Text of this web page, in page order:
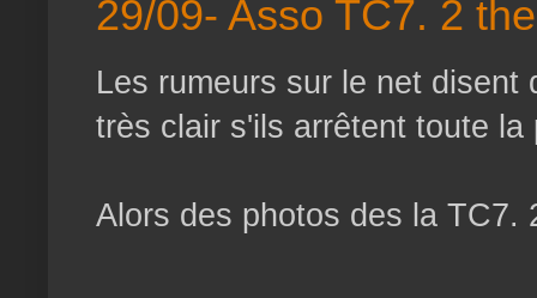
29/09- Asso TC7. 2
Les rumeurs sur le net
très clair s'ils arrêtent toute la
Alors des photos des la TC7.